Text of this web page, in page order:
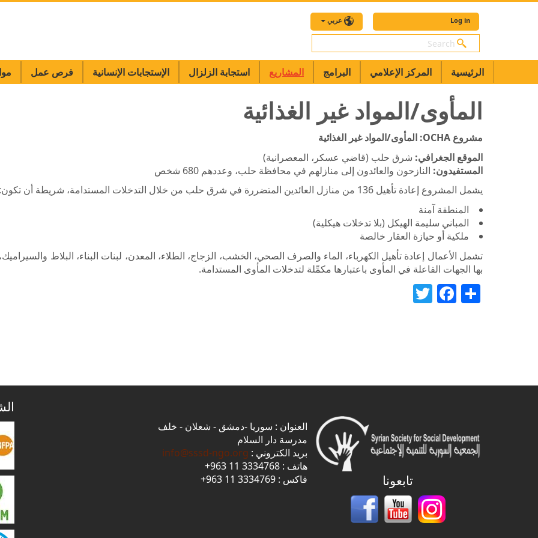
عربي Log in
بحث
الرئيسية المركز الإعلامي البرامج المشاريع استجابة الزلزال الإستجابات الإنسانية فرص عمل
المأوى/المواد غير الغذائية
مشروع OCHA: المأوى/المواد غير الغذائية
الموقع الجغرافي: شرق حلب (قاضي عسكر، المعصرانية)
المستفيدون: النازحون والعائدون إلى منازلهم في محافظة حلب، وعددهم 680 شخص
يشمل المشروع إعادة تأهيل 136 من منازل العائدين المتضررة في شرق حلب من خلال التدخلات المستدامة، شريطة أن تكون:
المنطقة آمنة
المباني سليمة الهيكل (بلا تدخلات هيكلية)
ملكية أو حيازة العقار خالصة
تشمل الأعمال إعادة تأهيل الكهرباء، الماء والصرف الصحي، الخشب، الزجاج، الطلاء، المعدن، لبنات البناء، البلاط
بها الجهات الفاعلة في المأوى باعتبارها مكمِّلة لتدخلات المأوى المستدامة.
Share
Facebook
العنوان : سوريا -دمشق - شعلان - خلف
مدرسة دار السلام
بريد الكتروني : info@sssd-ngo.org
هاتف : 3334768 11 963+
فاكس : 3334769 11 963+
تابعونا